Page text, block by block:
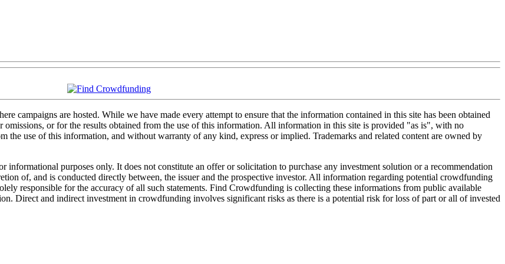
campaigns are hosted. While we have made every attempt to ensure that the information contained in this site has been obtained
or for the results obtained from the use of this information. All information in this site is provided "as is", with no
the use of this information, and without warranty of any kind, express or implied. Trademarks and related content are owned by
purposes only. It does not constitute an offer or solicitation to purchase any investment solution or a recommendation
of, and is conducted directly between, the issuer and the prospective investor. All information regarding potential crowdfunding
responsible for the accuracy of all such statements. Find Crowdfunding is collecting these informations from public available
Direct and indirect investment in crowdfunding involves significant risks as there is a potential risk for loss of part or all of invested